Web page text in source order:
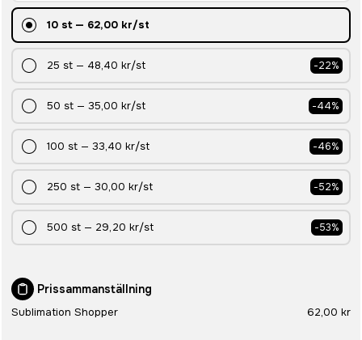
10 st— 62,00 kr/st
25 st — 48,40 kr/st -22%
50 st — 35,00 kr/st -44%
100 st — 33,40 kr/st -46%
250 st — 30,00 kr/st -52%
500 st — 29,20 kr/st -53%
Prissammanställning
Sublimation Shopper 62,00 kr